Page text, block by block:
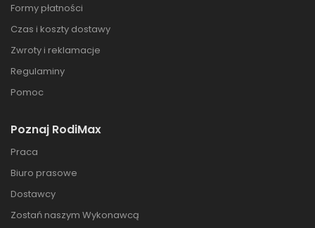
Formy płatności
Czas i koszty dostawy
Zwroty i reklamacje
Regulaminy
Pomoc
Poznaj RodiMax
Praca
Biuro prasowe
Dostawcy
Zostań naszym Wykonawcą